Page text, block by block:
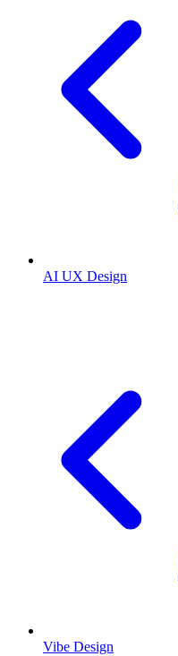
AI UX Design
Vibe Design